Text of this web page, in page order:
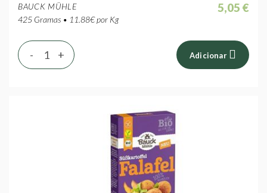
BAUCK MÜHLE
425 Gramas • 11.88€ por Kg
5,05 €
+
- Adicionar